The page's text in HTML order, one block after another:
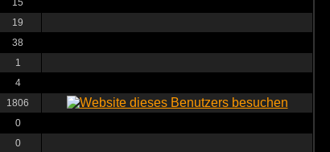
15
19
38
1
4
1806
0
0